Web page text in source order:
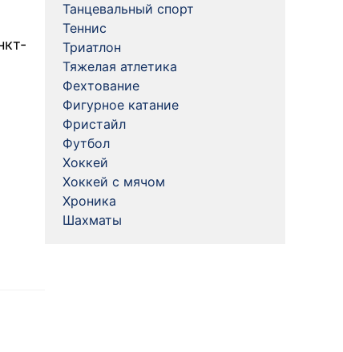
Танцевальный спорт
Теннис
Триатлон
Тяжелая атлетика
Фехтование
Фигурное катание
Фристайл
Футбол
Хоккей
Хоккей с мячом
Хроника
Шахматы